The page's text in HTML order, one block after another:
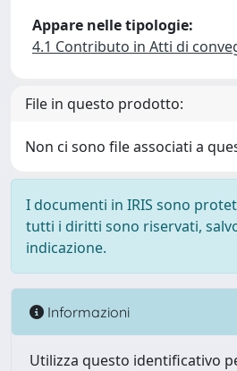
Appare nelle tipologie:
4.1 Contributo in Atti di
File in questo prodotto:
Non ci sono file associati a
I documenti in IRIS sono
tutti i diritti sono riservati,
indicazione.
Informazioni
Utilizza questo identificativo